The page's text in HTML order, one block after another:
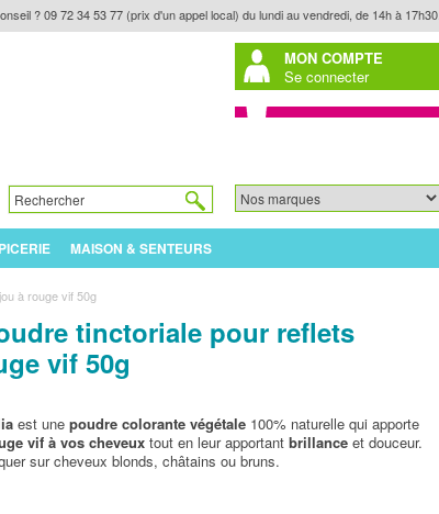
? 09 72 34 53 77 (prix d'un appel local) du lundi au vendredi, de 14h à 17h30.
MON COMPTE
Se connecter
MAISON & SENTEURS
à rouge vif 50g
tinctoriale pour reflets
vif 50g
est unepoudre colorante végétale 100% naturelle qui apporte
vif à vos cheveux tout en leur apportantbrillance et douceur.
sur cheveux blonds, châtains ou bruns.